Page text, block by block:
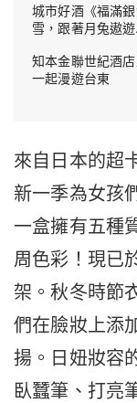
城市好酒《福滿
雪，跟著月兔遨
知本金聯世紀酒
一起漫遊台東
來自日本的超
新一季為女孩
一盒擁有五種
周色彩！現已
架。秋冬時節
們在臉妝上添
揚。日妞妝容
臥蠶筆、打亮